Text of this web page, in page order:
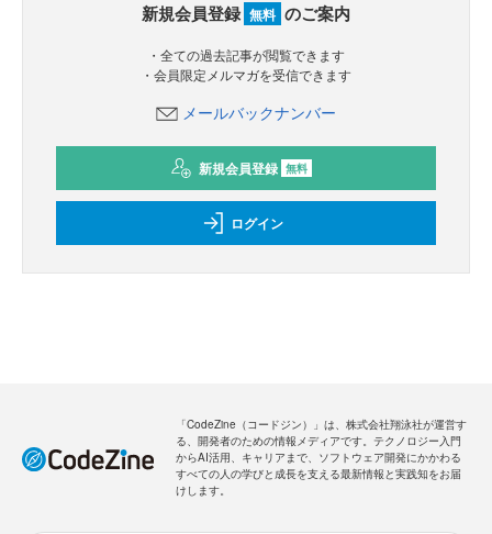
新規会員登録 無料 のご案内
・全ての過去記事が閲覧できます
・会員限定メルマガを受信できます
メールバックナンバー
新規会員登録 無料
ログイン
「CodeZine（コードジン）」は、株式会社翔泳社が運営す
る、開発者のための情報メディアです。テクノロジー入門
からAI活用、キャリアまで、ソフトウェア開発にかかわる
すべての人の学びと成長を支える最新情報と実践知をお届
けします。